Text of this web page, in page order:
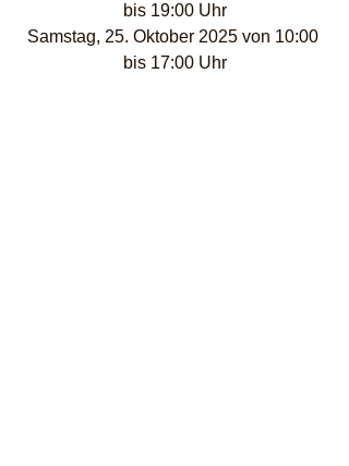
bis 19:00 Uhr
Samstag, 25. Oktober 2025 von 10:00
bis 17:00 Uhr